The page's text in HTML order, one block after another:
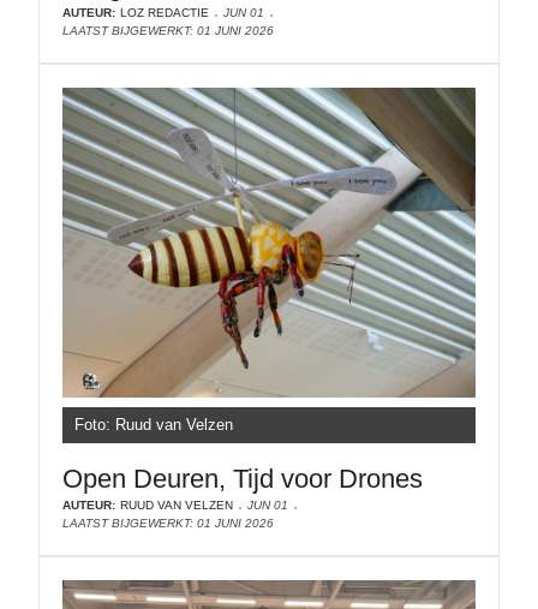
AUTEUR: LOZ REDACTIE
JUN 01
LAATST BIJGEWERKT: 01 JUNI 2026
Foto: Ruud van Velzen
Open Deuren, Tijd voor Drones
AUTEUR: RUUD VAN VELZEN
JUN 01
LAATST BIJGEWERKT: 01 JUNI 2026